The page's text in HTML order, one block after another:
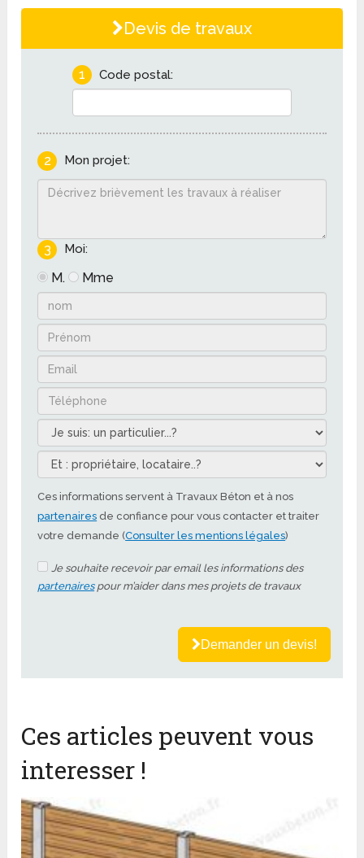
Devis de travaux
1 Code postal:
2 Mon projet:
3 Moi:
M. Mme
Ces informations servent à Travaux Béton et à nos
partenaires de confiance pour vous contacter et traiter
votre demande (Consulter les mentions légales)
Je souhaite recevoir par email les informations des
partenairespour m’aider dans mes projets de travaux
Demander un devis!
Ces articles peuvent vous
interesser !